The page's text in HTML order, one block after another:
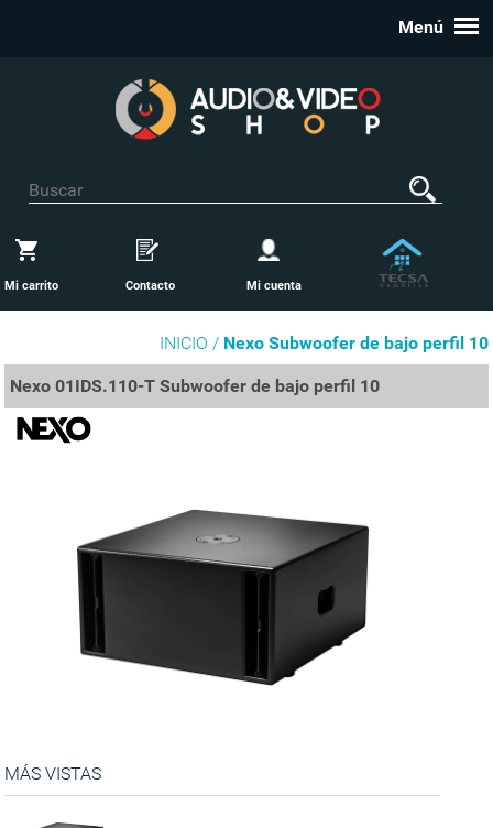
Menú
Mi carrito Contacto Mi cuenta
INICIO / Nexo Subwoofer de bajo perfil 10
Nexo 01IDS.110-T Subwoofer de bajo perfil 10
MÁS VISTAS